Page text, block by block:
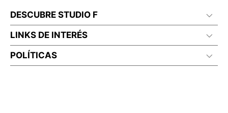
DESCUBRE STUDIO F
LINKS DE INTERÉS
POLÍTICAS